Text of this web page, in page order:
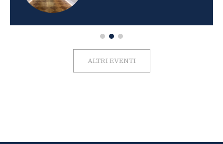
ALTRI EVENTI